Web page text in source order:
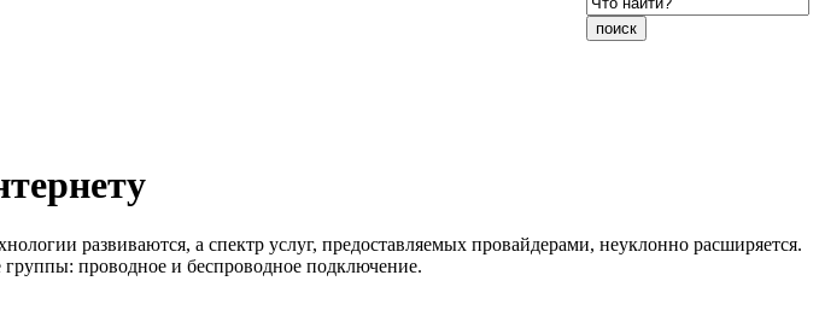
развиваются, а спектр услуг, предоставляемых провайдерами, неуклонно расширяется.
проводное и беспроводное подключение.